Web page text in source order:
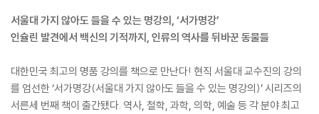
서울대 가지 않아도 들을 수 있는 명강의, ‘서가명강’
인슐린 발견에서 백신의 기적까지, 인류의 역사를 뒤바꾼 동물들
대한민국 최고의 명품 강의를 책으로 만난다! 현직 서울대 교수진의 강의
를 엄선한 ‘서가명강(서울대 가지 않아도 들을 수 있는 명강의)’ 시리즈의
서른세 번째 책이 출간됐다. 역사, 철학, 과학, 의학, 예술 등 각 분야 최고